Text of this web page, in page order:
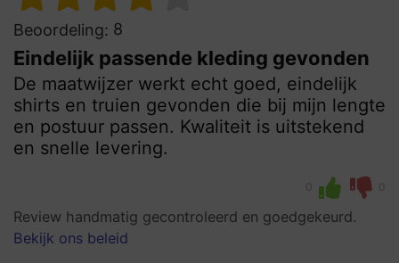
Beoordeling: 8
Eindelijk passende kleding gevonden
De maatwijzer werkt echt goed, eindelijk
shirts en truien gevonden die bij mijn lengte
en postuur passen. Kwaliteit is uitstekend
en snelle levering.
0 0
Review handmatig gecontroleerd en goedgekeurd.
Bekijk ons beleid